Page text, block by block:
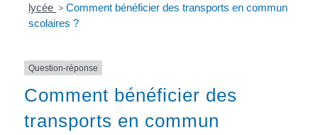
lycée > Comment bénéficier des transports en commun
scolaires ?
Question-réponse
Comment bénéficier des
transports en commun